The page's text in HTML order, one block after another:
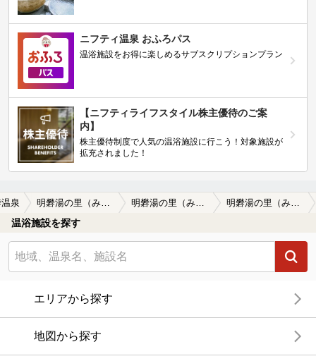
ニフティ温泉 おふろパス
温浴施設をお得に楽しめるサブスクリプションプラン
【ニフティライフスタイル株主優待のご案
内】
株主優待制度で人気の温浴施設に行こう！対象施設が
拡充されました！
泉 明礬湯の里（みょうばんゆのさと） 明礬湯の里（みょうばんゆのさと）の口コミ一覧 明礬湯の里（みょうばんゆのさと）の口コミ 家族風呂がいい！
温浴施設を探す
エリアから探す
地図から探す